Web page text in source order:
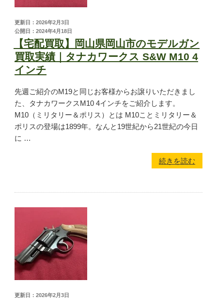
KRYTAC
VFC
G&G
松栄製作所
お知らせ
買取実績
新着情報・お知らせ
店頭買取の流れ
遺品買取
出張対応エリア
よくある質問
関東・関西エリアの出張買取強化中！
更新日：2026年2月3日
公開日：2024年4月18日
【宅配買取】岡山県岡山市のモデルガン
買取実績｜タナカワークス S&W M10 4
インチ
先週ご紹介のM19と同じお客様からお譲りいただきまし
た、タナカワークスM10 4インチをご紹介します。
M10（ミリタリー＆ポリス）とは M10ことミリタリー＆
ポリスの登場は1899年。なんと19世紀から21世紀の今日
に …
続きを読む
更新日：2026年2月3日